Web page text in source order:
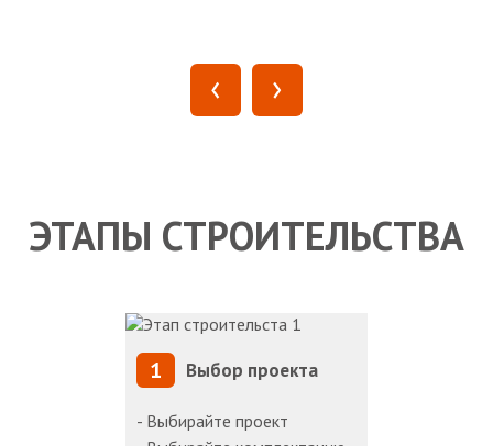
‹ ›
ЭТАПЫ СТРОИТЕЛЬСТВА
1 Выбор проекта
- Выбирайте проект